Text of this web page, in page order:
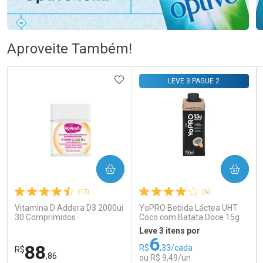
Comprar sem Desconto
Comprar sem Desconto
Comprar sem Desconto
Por R$ 105,69/cada
Comprar sem Desconto
Por R$ 105,69/cada
Aproveite Também!
(17)
Vitamina D Addera D3 2000ui
30 Comprimidos
R$88,86
ADICIONAR AOS FAVORITOS
COMPRAR
(6)
YoPRO Bebida Láctea UHT
Coco com Batata Doce 15g
de proteínas 250ml
LEVE 3 PAGUE 2
Leve 3 itens por
R$6,33/cada
ou R$ 9,49/un
COMPRAR